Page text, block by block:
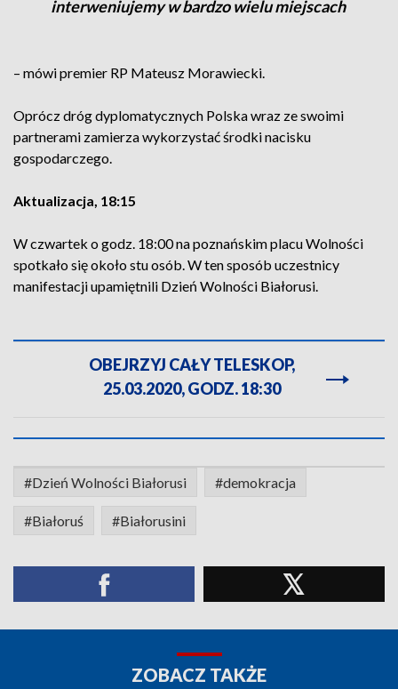
interweniujemy w bardzo wielu miejscach
– mówi premier RP Mateusz Morawiecki.
Oprócz dróg dyplomatycznych Polska wraz ze swoimi
partnerami zamierza wykorzystać środki nacisku
gospodarczego.
Aktualizacja, 18:15
W czwartek o godz. 18:00 na poznańskim placu Wolności
spotkało się około stu osób. W ten sposób uczestnicy
manifestacji upamiętnili Dzień Wolności Białorusi.
OBEJRZYJ CAŁY TELESKOP,
25.03.2020, GODZ. 18:30
#Dzień Wolności Białorusi #demokracja
#Białoruś #Białorusini
ZOBACZ TAKŻE